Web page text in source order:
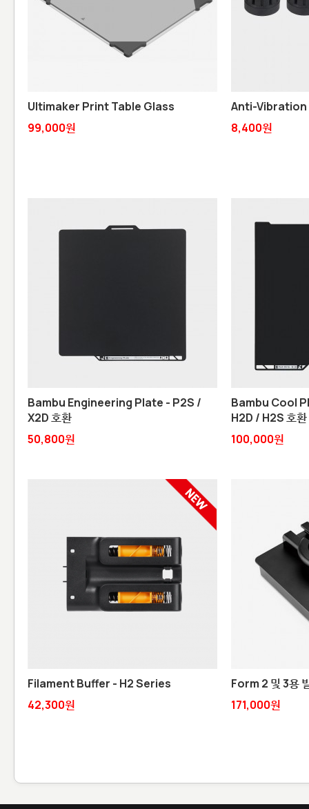
Ultimaker Print Table Glass
99,000원
Anti-Vibration
8,400원
Bambu Engineering Plate - P2S /
X2D 호환
50,800원
Bambu Cool
H2D / H2S 호환
100,000원
Filament Buffer - H2 Series
42,300원
Form 2 및 3용
171,000원